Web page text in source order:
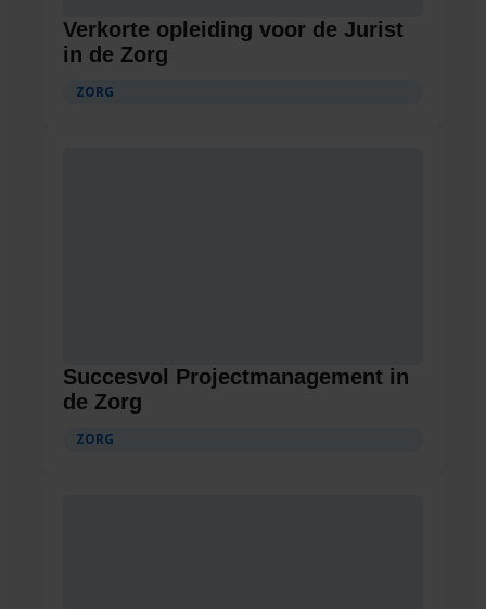
Verkorte opleiding voor de Jurist
in de Zorg
ZORG
Succesvol Projectmanagement in
de Zorg
ZORG